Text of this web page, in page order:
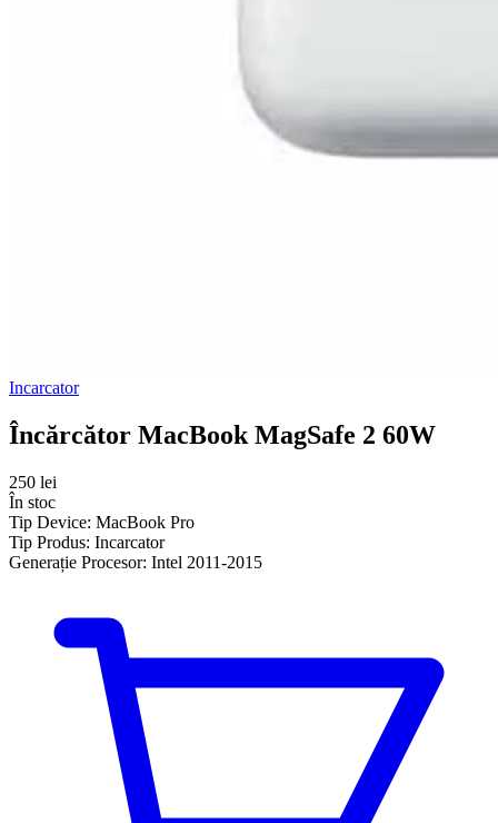
Incarcator
Încărcător MacBook MagSafe 2 60W
250 lei
În stoc
Tip Device: MacBook Pro
Tip Produs: Incarcator
Generație Procesor: Intel 2011-2015